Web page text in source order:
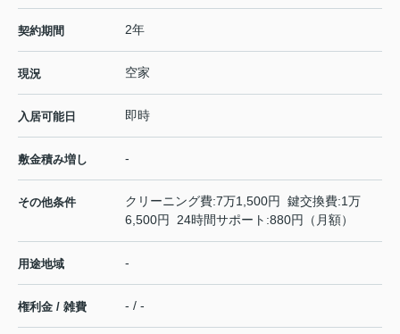
契約期間 2年
現況 空家
入居可能日 即時
敷金積み増し -
その他条件
クリーニング費:7万1,500円 鍵交換費:1万
6,500円 24時間サポート:880円（月額）
用途地域 -
権利金 / 雑費 - / -